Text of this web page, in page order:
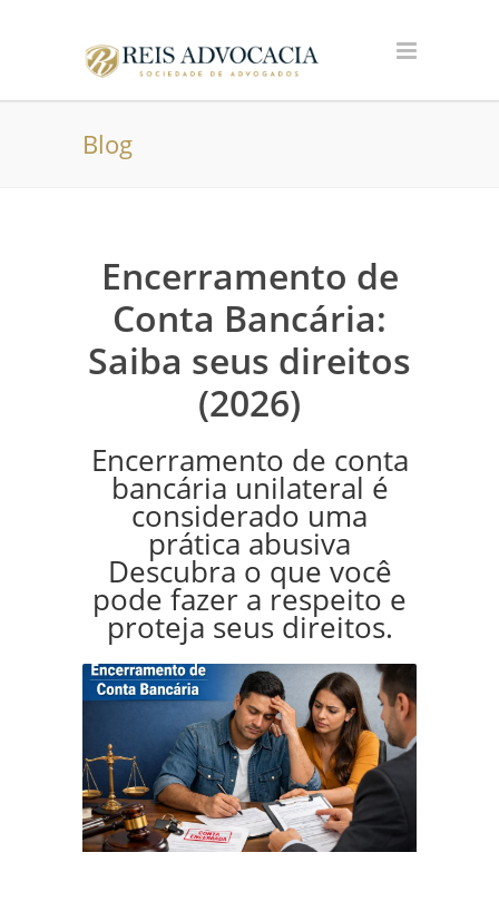
Blog
Encerramento de
Conta Bancária:
Saiba seus direitos
(2026)
Encerramento de conta
bancária unilateral é
considerado uma
prática abusiva
Descubra o que você
pode fazer a respeito e
proteja seus direitos.